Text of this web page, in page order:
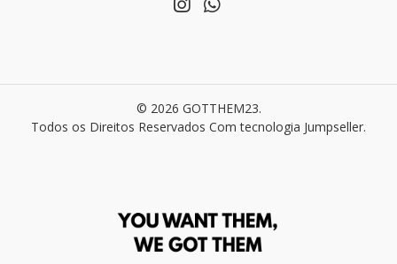
© 2026 GOTTHEM23.
Todos os Direitos Reservados Com tecnologia Jumpseller.